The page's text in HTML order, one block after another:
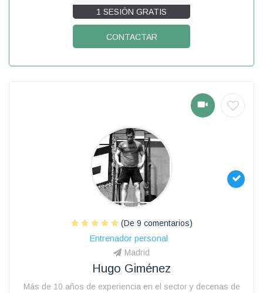
1 SESIÓN GRATIS
CONTACTAR
(De 9 comentarios)
Entrenador personal
Madrid
Hugo Giménez
Más de 10 años de experiencia en el sector y decenas de